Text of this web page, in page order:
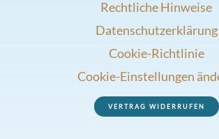
Rechtliche Hinweise
Datenschutzerklärung
Cookie-Richtlinie
Cookie-Einstellungen
VERTRAG WIDERRUFEN